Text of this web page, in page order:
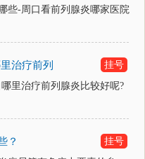
些-周口看前列腺炎哪家医院
治疗前列
挂号
里治疗前列腺炎比较好呢?
？
挂号